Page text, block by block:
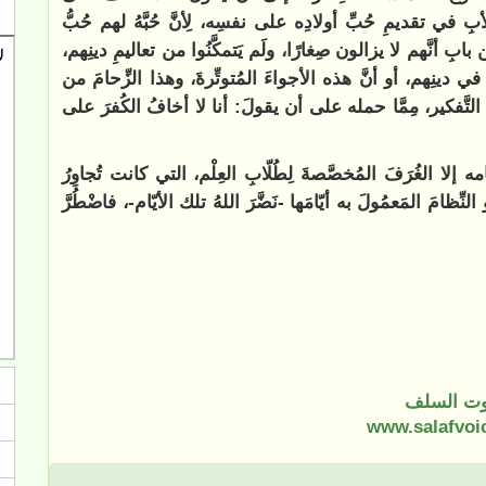
في تقديمِ حُبِّ أولادِه على نفسِه، لِأنَّ حُبَّهُ لهم حُبُّ
أنَّهم لا يزالون صِغارًا، ولَم يَتمكَّنُوا من تعاليمِ دينِهم،
دينِهم، أو أنَّ هذه الأجواءَ المُتوتِّرةَ، وهذا الزِّحامَ من
مِمَّا حمله على أن يقولَ: أنا لا أخافُ الكُفرَ على
إلا الغُرَفَ المُخصَّصةَ لِطُلّابِ العِلْم، التي كانت تُجاوِرُ
المَعمُولَ به أيّامَها -نَضَّرَ اللهُ تلك الأيّام-، فاضْطُرَّ
السلف